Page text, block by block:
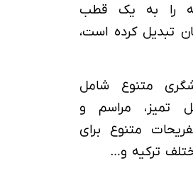
را به یک قطب
تبدیل کرده است،
متنوع شامل
تمیز، مراسم و
متنوع برای
ترکیه و…